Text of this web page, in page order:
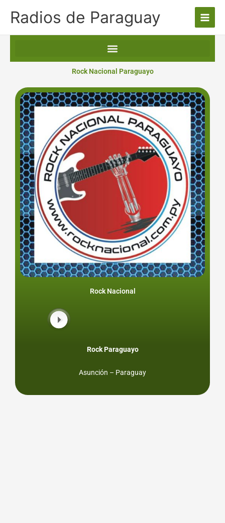
Radios de Paraguay
Rock Nacional Paraguayo
Rock Nacional
Rock Paraguayo
Asunción – Paraguay